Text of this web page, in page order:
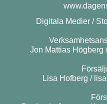
Digitala Medier /
Jon Mattias Högberg
Lisa Hofberg /